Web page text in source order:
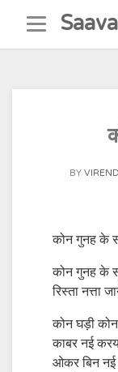
content
BY
कोन गुनह के
कोन गुनह के
रिस्ता नत्ता
कोन घड़ी
काबर नई
ओकर बिन नई